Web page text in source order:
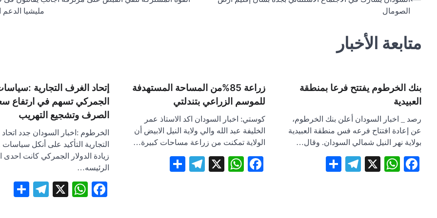
المقالات
الصومال
مليشيا الدعم
متابعة الأخبار
بنك الخرطوم يفتتح فرعا بمنطقة
العبيدية
رصد _ اخبار السودان أعلن بنك الخرطوم،
عن إعادة افتتاح فرعه فس منطقة العبيدية
بولاية نهر النيل شمالي السودان. وقال…
Facebook
WhatsApp
X
Telegram
زراعة 85%من المساحة المستهدفة
للموسم الزراعي بتندلتي
كوستي: اخبار السودان اكد الاستاذ عمر
الخليفة عبد الله والي ولاية النيل الابيض أن
الولاية تمكنت من زراعة مساحات كبيرة…
Facebook
WhatsApp
X
Telegram
إتحاد الغرف التجارية
الجمركي تسهم في ارتفاع
الصرف وتشجيع التهريب
الخرطوم :اخبار السودان جدد
التجارية التأكيد على أنكل
زيادة الدولار الجمركي كانت احدى
الرئيسه…
Facebook
WhatsApp
X